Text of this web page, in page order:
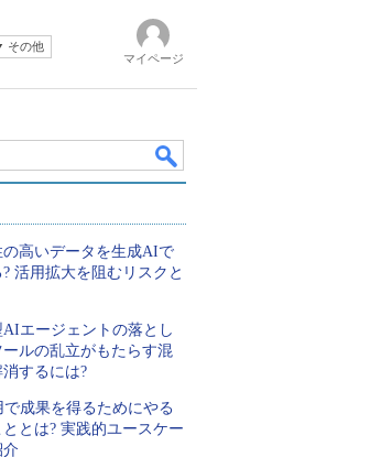
その他
マイページ
の高いデータを生成AIで
活用拡大を阻むリスクと
AIエージェントの落とし
ールの乱立がもたらす混
するには?
成果を得るためにやる
とは? 実践的ユースケー
介